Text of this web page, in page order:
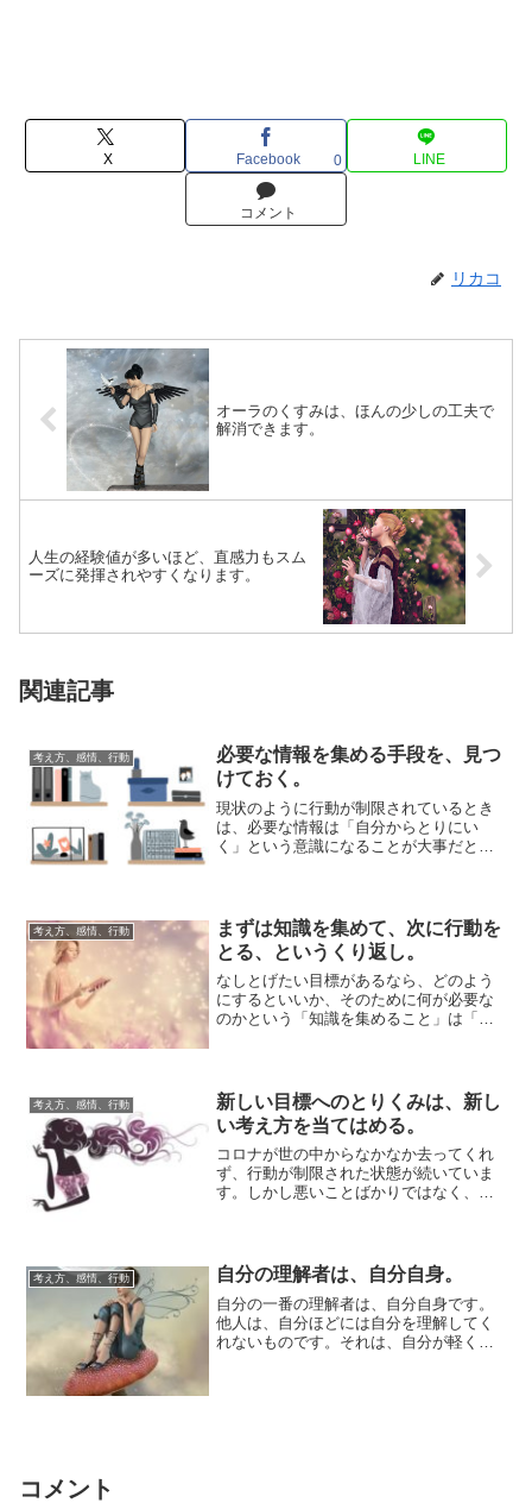
X Facebook 0 LINE
コメント
リカコ
オーラのくすみは、ほんの少しの工夫で
解消できます。
人生の経験値が多いほど、直感力もスム
ーズに発揮されやすくなります。
関連記事
考え方、感情、行動
必要な情報を集める手段を、見つ
けておく。
現状のように行動が制限されているとき
は、必要な情報は「自分からとりにい
く」という意識になることが大事だと思
考え方、感情、行動
まずは知識を集めて、次に行動を
とる、というくり返し。
なしとげたい目標があるなら、どのよう
にするといいか、そのために何が必要な
のかという「知識を集めること」は「入
考え方、感情、行動
新しい目標へのとりくみは、新し
い考え方を当てはめる。
コロナが世の中からなかなか去ってくれ
ず、行動が制限された状態が続いていま
す。しかし悪いことばかりではなく、自
考え方、感情、行動 自分の理解者は、自分自身。
自分の一番の理解者は、自分自身です。
他人は、自分ほどには自分を理解してく
れないものです。それは、自分が軽く扱
コメント